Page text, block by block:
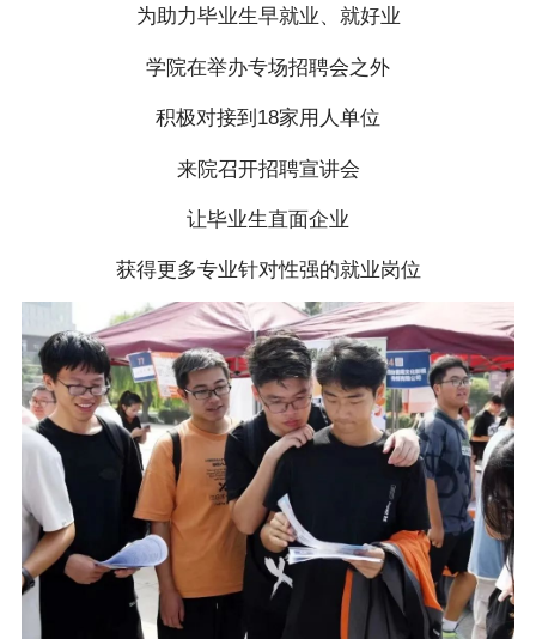
为助力毕业生早就业、就好业
学院在举办专场招聘会之外
积极对接到18家用人单位
来院召开招聘宣讲会
让毕业生直面企业
获得更多专业针对性强的就业岗位